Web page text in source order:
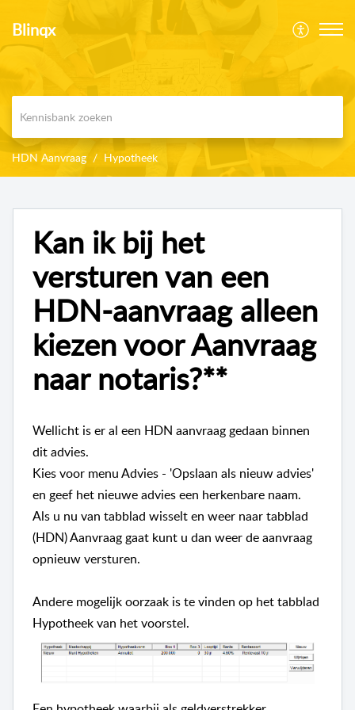
Blinqx
HDN Aanvraag Hypotheek
Kan ik bij het
versturen van een
HDN-aanvraag alleen
kiezen voor Aanvraag
naar notaris?**
Wellicht is er al een HDN aanvraag gedaan binnen
dit advies.
Kies voor menu Advies - 'Opslaan als nieuw advies'
en geef het nieuwe advies een herkenbare naam.
Als u nu van tabblad wisselt en weer naar tabblad
(HDN) Aanvraag gaat kunt u dan weer de aanvraag
opnieuw versturen.
Andere mogelijk oorzaak is te vinden op het tabblad
Hypotheek van het voorstel.